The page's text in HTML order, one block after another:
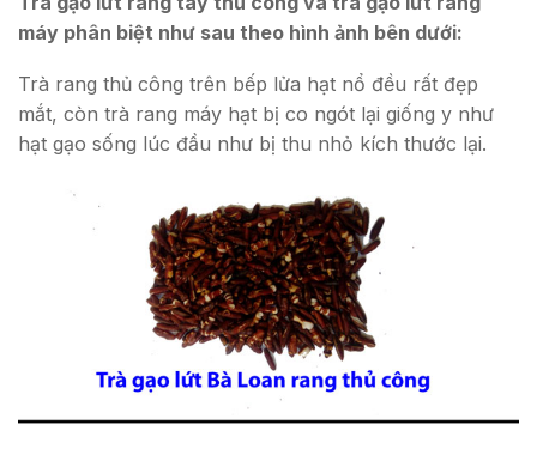
máy phân biệt như sau theo hình ảnh bên dưới:
Trà rang thủ công trên bếp lửa hạt nổ đều rất đẹp
mắt, còn trà rang máy hạt bị co ngót lại giống y như
hạt gạo sống lúc đầu như bị thu nhỏ kích thước lại.